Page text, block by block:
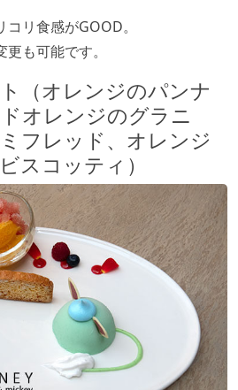
リ食感がGOOD。
も可能です。
（オレンジのパンナ
オレンジのグラニ
フレッド、オレンジ
スコッティ）